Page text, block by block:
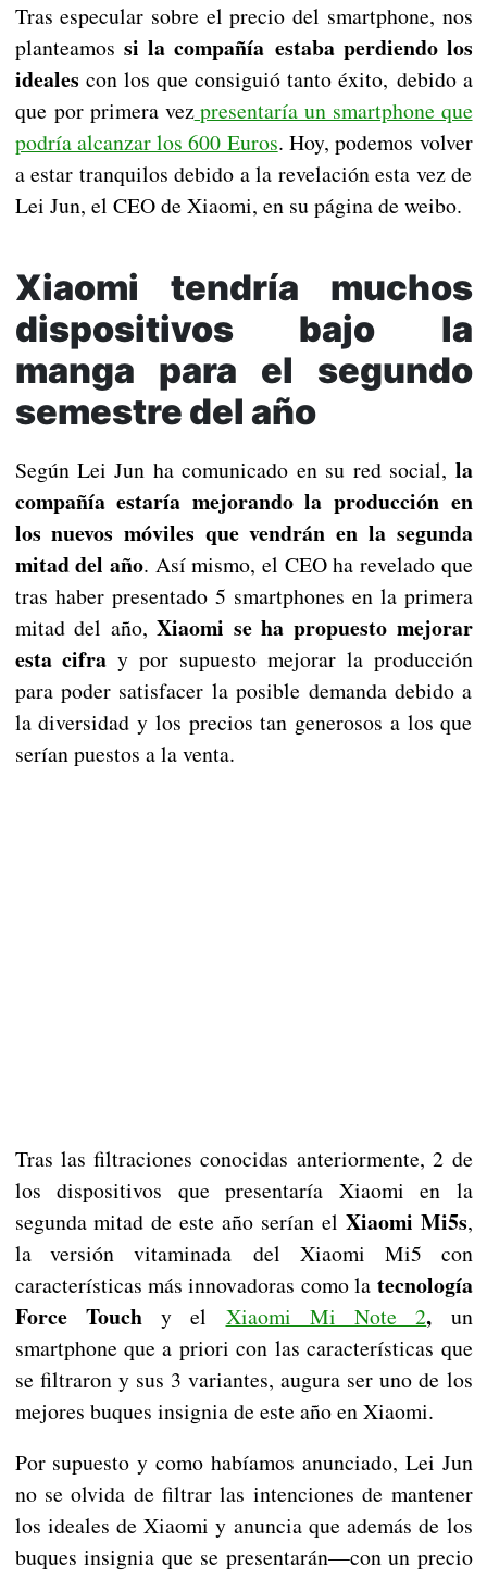
Tras especular sobre el precio del smartphone, nos
planteamos si la compañía estaba perdiendo los
ideales con los que consiguió tanto éxito, debido a
que por primera vezpresentaría un smartphone que
podría alcanzar los 600 Euros. Hoy, podemos volver
a estar tranquilos debido a la revelación esta vez de
Lei Jun, el CEO de Xiaomi, en su página de weibo.
Xiaomi tendría muchos
dispositivos bajo la
manga para el segundo
semestre del año
Según Lei Jun ha comunicado en su red social, la
compañía estaría mejorando la producción en
los nuevos móviles que vendrán en la segunda
mitad del año. Así mismo, el CEO ha revelado que
tras haber presentado 5 smartphones en la primera
mitad del año,Xiaomi se ha propuesto mejorar
esta cifra y por supuesto mejorar la producción
para poder satisfacer la posible demanda debido a
la diversidad y los precios tan generosos a los que
serían puestos a la venta.
Tras las filtraciones conocidas anteriormente, 2 de
los dispositivos que presentaría Xiaomi en la
segunda mitad de este año serían el Xiaomi Mi5s,
la versión vitaminada del Xiaomi Mi5 con
características más innovadoras como la tecnología
Force Touchy el Xiaomi Mi Note 2, un
smartphone que a priori con las características que
se filtraron y sus 3 variantes, augura ser uno de los
mejores buques insignia de este año en Xiaomi.
Por supuesto y como habíamos anunciado, Lei Jun
no se olvida de filtrar las intenciones de mantener
los ideales de Xiaomi y anuncia que además de los
buques insignia que se presentarán—con un precio